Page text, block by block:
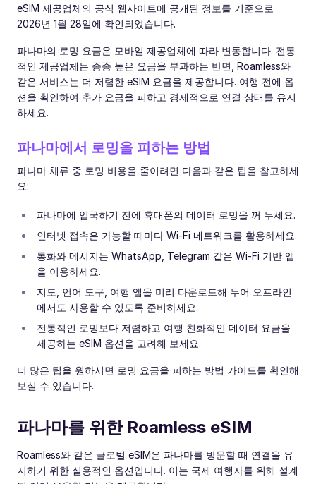
eSIM 제공업체의 공식 웹사이트에 공개된 정보를 기준으로
2026년 1월 28일에 확인되었습니다.
파나마의 로밍 요금은 모바일 제공업체에 따라 변동합니다. 전통
적인 제공업체는 종종 높은 요금을 부과하는 반면, Roamless와
같은 서비스는 더 저렴한 eSIM 요금을 제공합니다. 여행 전에 옵
션을 확인하여 추가 요금을 피하고 경제적으로 연결 상태를 유지
하세요.
파나마에서 로밍을 피하는 방법
파나마 체류 중 로밍 비용을 줄이려면 다음과 같은 팁을 참고하세
요:
파나마에 입국하기 전에 휴대폰의 데이터 로밍을 꺼 두세요.
인터넷 접속은 가능할 때마다 Wi-Fi 네트워크를 활용하세요.
통화와 메시지는 WhatsApp, Telegram 같은 Wi-Fi 기반 앱
을 이용하세요.
지도, 언어 도구, 여행 앱을 미리 다운로드해 두어 오프라인
에서도 사용할 수 있도록 준비하세요.
전통적인 로밍보다 저렴하고 여행 친화적인 데이터 요금을
제공하는 eSIM 옵션을 고려해 보세요.
더 많은 팁을 원하시면 로밍 요금을 피하는 방법 가이드를 확인해
보실 수 있습니다.
파나마를 위한 Roamless eSIM
Roamless와 같은 글로벌 eSIM은 파나마를 방문할 때 연결을 유
지하기 위한 실용적인 옵션입니다. 이는 국제 여행자를 위해 설계